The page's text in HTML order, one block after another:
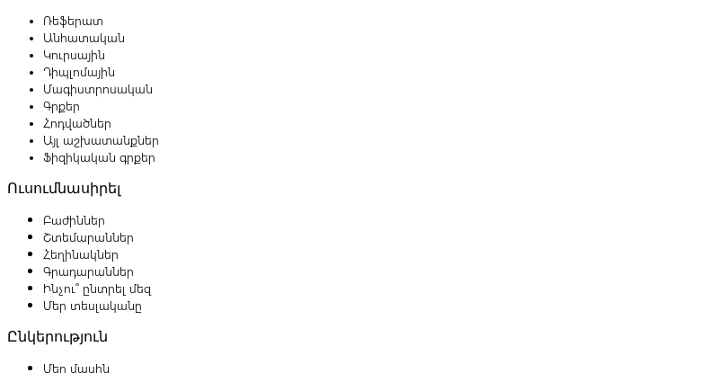
Ռեֆերատ
Անհատական
Կուրսային
Դիպլոմային
Մագիստրոսական
Գրքեր
Հոդվածներ
Այլ աշխատանքներ
Ֆիզիկական գրքեր
Ուսումնասիրել
Բաժիններ
Շտեմարաններ
Հեղինակներ
Գրադարաններ
Ինչու՞ ընտրել մեզ
Մեր տեսլականը
Ընկերություն
Մեր մասին